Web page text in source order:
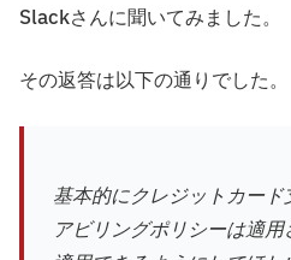
Slackさんに聞いてみました。
その返答は以下の通りでした。
基本的にクレジットカー
アビリングポリシーは適